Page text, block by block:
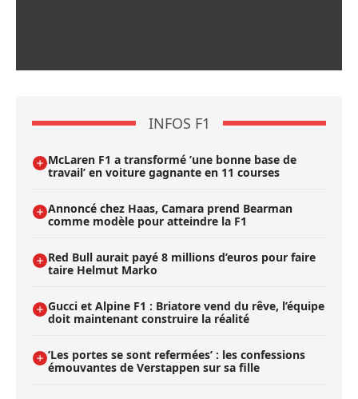
INFOS F1
McLaren F1 a transformé ’une bonne base de
travail’ en voiture gagnante en 11 courses
Annoncé chez Haas, Camara prend Bearman
comme modèle pour atteindre la F1
Red Bull aurait payé 8 millions d’euros pour faire
taire Helmut Marko
Gucci et Alpine F1 : Briatore vend du rêve, l’équipe
doit maintenant construire la réalité
’Les portes se sont refermées’ : les confessions
émouvantes de Verstappen sur sa fille